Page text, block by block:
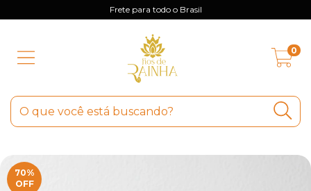
Frete para todo o Brasil
0
70%
OFF